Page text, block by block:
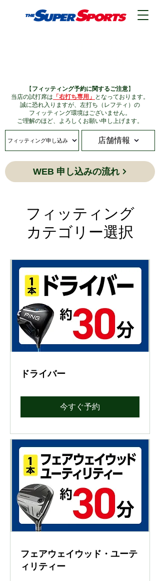
【 フィッティング予約に関するご注意】
当店の試打席は 「右打ち専用」 となっております。
誠に恐れ入りますが、左打ち（レフティ）の
フィッティング環境はございません。
ご理解のほど、よろしくお願い申し上げます。
フィッティング申し込み 店舗情報
WEB 申し込みの流れ
フィッティング
カテゴリー選択
ドライバー
今すぐ予約
フェアウェイウッド・ユーテ
ィリティー